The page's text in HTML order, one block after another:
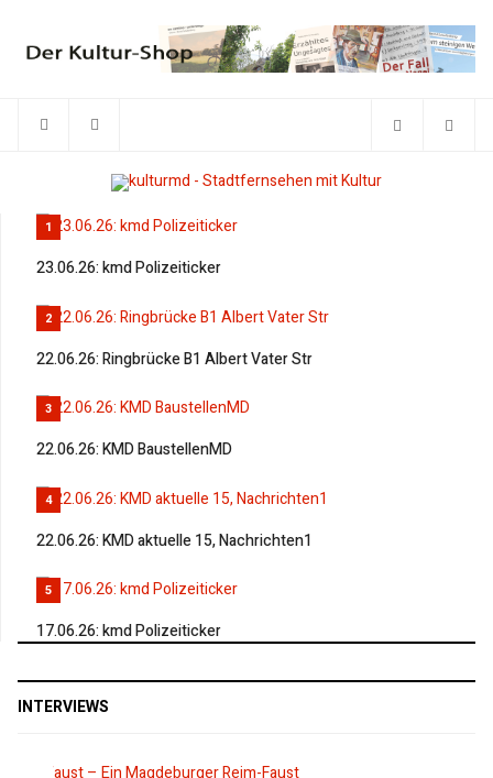
1
23.06.26: kmd Polizeiticker
2
22.06.26: Ringbrücke B1 Albert Vater Str
3
22.06.26: KMD BaustellenMD
4
22.06.26: KMD aktuelle 15, Nachrichten1
5
17.06.26: kmd Polizeiticker
INTERVIEWS